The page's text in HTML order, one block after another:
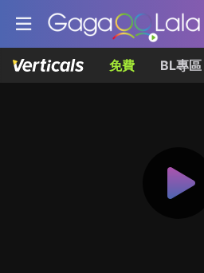
免費 BL專區